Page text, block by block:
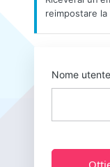
reimpostare
Nome